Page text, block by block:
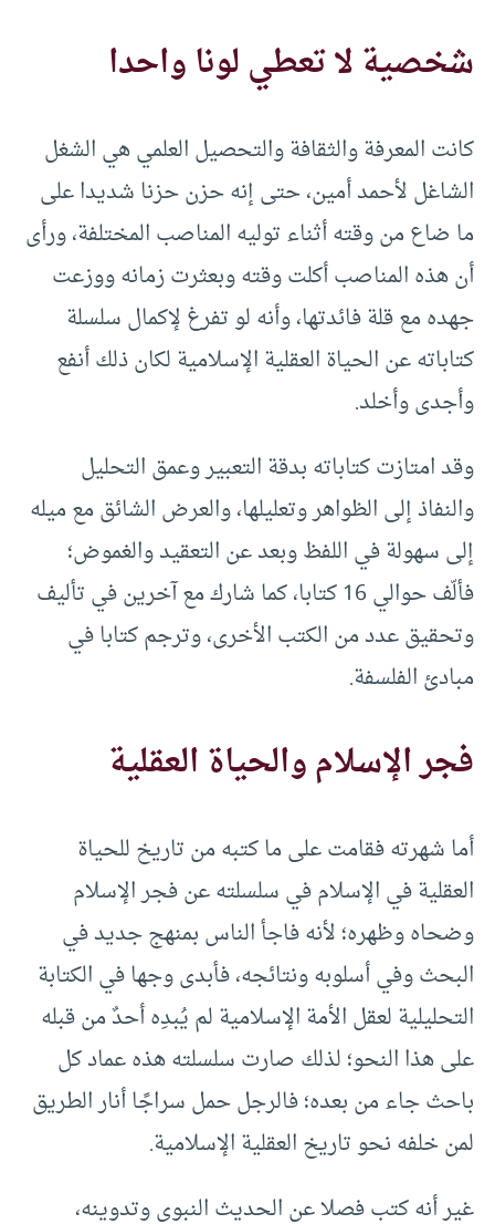
شخصية لا تعطي لونا واحدا
كانت المعرفة والثقافة والتحصيل العلمي هي الشغل
الشاغل لأحمد أمين، حتى إنه حزن حزنا شديدا على
ما ضاع من وقته أثناء توليه المناصب المختلفة، ورأى
أن هذه المناصب أكلت وقته وبعثرت زمانه ووزعت
جهده مع قلة فائدتها، وأنه لو تفرغ لإكمال سلسلة
كتاباته عن الحياة العقلية الإسلامية لكان ذلك أنفع
وأجدى وأخلد.
وقد امتازت كتاباته بدقة التعبير وعمق التحليل
والنفاذ إلى الظواهر وتعليلها، والعرض الشائق مع ميله
إلى سهولة في اللفظ وبعد عن التعقيد والغموض؛
فألّف حوالي 16 كتابا، كما شارك مع آخرين في تأليف
وتحقيق عدد من الكتب الأخرى، وترجم كتابا في
مبادئ الفلسفة.
فجر الإسلام والحياة العقلية
أما شهرته فقامت على ما كتبه من تاريخ للحياة
العقلية في الإسلام في سلسلته عن فجر الإسلام
وضحاه وظهره؛ لأنه فاجأ الناس بمنهج جديد في
البحث وفي أسلوبه ونتائجه، فأبدى وجها في الكتابة
التحليلية لعقل الأمة الإسلامية لم يُبدِه أحدٌ من قبله
على هذا النحو؛ لذلك صارت سلسلته هذه عماد كل
باحث جاء من بعده؛ فالرجل حمل سراجًا أنار الطريق
لمن خلفه نحو تاريخ العقلية الإسلامية.
غير أنه كتب فصلا عن الحديث النبوي وتدوينه،